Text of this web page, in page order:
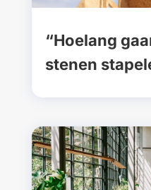
“Hoelang
stenen